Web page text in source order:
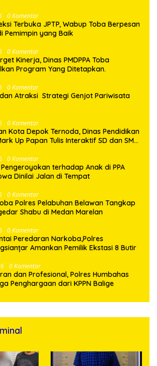
0 Komentar
Terbuka JPTP, Wabup Toba Berpesan
Pemimpin yang Baik
0 Komentar
Kinerja, Dinas PMDPPA Toba
Program Yang Ditetapkan.
0 Komentar
Atraksi Strategi Genjot Pariwisata
0 Komentar
Kota Depok Ternoda, Dinas Pendidikan
Up Papan Tulis Interaktif SD dan SMP
0 Komentar
terhadap Anak di PPA
Dinilai Jalan di Tempat
0 Komentar
Polres Pelabuhan Belawan Tangkap
Shabu di Medan Marelan
0 Komentar
Peredaran Narkoba,Polres
Amankan Pemilik Ekstasi 8 Butir
0 Komentar
dan Profesional, Polres Humbahas
Penghargaan dari KPPN Balige